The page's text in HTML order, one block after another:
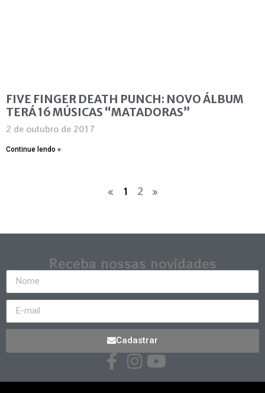
FIVE FINGER DEATH PUNCH: NOVO ÁLBUM
TERÁ 16 MÚSICAS “MATADORAS”
2 de outubro de 2017
Continue lendo »
« 1 2 »
Receba nossas novidades
Cadastrar